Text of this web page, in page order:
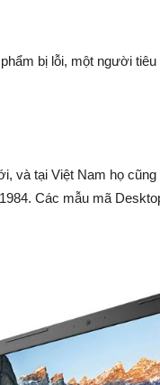
bị lỗi, một người
và tại Việt Nam họ
Các mẫu mã